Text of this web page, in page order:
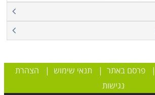
|פרסם באתר | תנאי שימוש | הצהרת
נגישות